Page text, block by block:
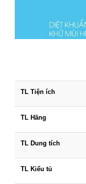
TL Tiện ích
TL Hãng
TL Dung tích
TL Kiểu tủ